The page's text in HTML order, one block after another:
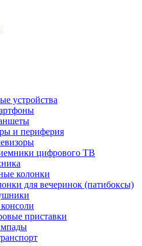
устройства
и периферия
цифрового ТВ
колонки
для вечеринок (патибоксы)
приставки